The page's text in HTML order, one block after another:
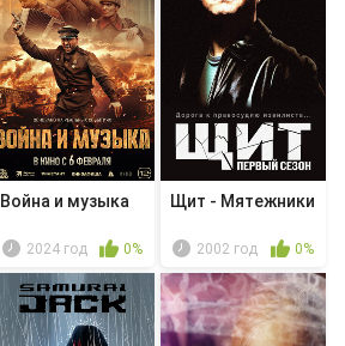
Война и музыка
2024 год 0%
Щит - Мятежники
2002 год 0%